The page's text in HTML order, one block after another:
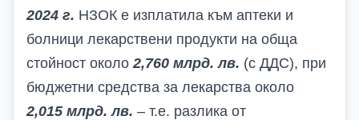
2024 г. НЗОК е изплатила към аптеки и
болници лекарствени продукти на обща
стойност около 2,760 млрд. лв. (с ДДС), при
бюджетни средства за лекарства около
2,015 млрд. лв. – т.е. разлика от